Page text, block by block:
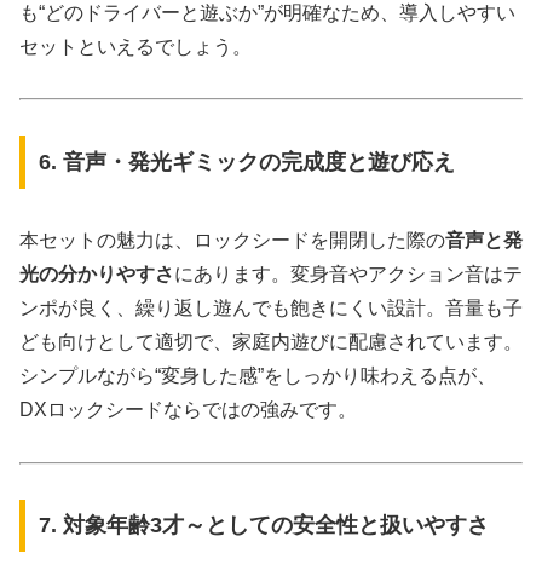
も“どのドライバーと遊ぶか”が明確なため、導入しやすい
セットといえるでしょう。
6. 音声・発光ギミックの完成度と遊び応え
本セットの魅力は、ロックシードを開閉した際の音声と発
光の分かりやすさにあります。変身音やアクション音はテ
ンポが良く、繰り返し遊んでも飽きにくい設計。音量も子
ども向けとして適切で、家庭内遊びに配慮されています。
シンプルながら“変身した感”をしっかり味わえる点が、
DXロックシードならではの強みです。
7. 対象年齢3才～としての安全性と扱いやすさ